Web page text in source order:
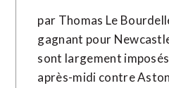
par Thomas Le
gagnant pour
sont largement
après-midi contre